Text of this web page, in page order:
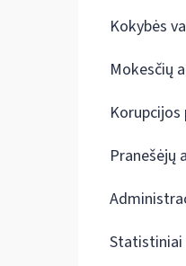
Kokybės
Mokesčių
Korupcijos
Pranešėjų
Statistiniai